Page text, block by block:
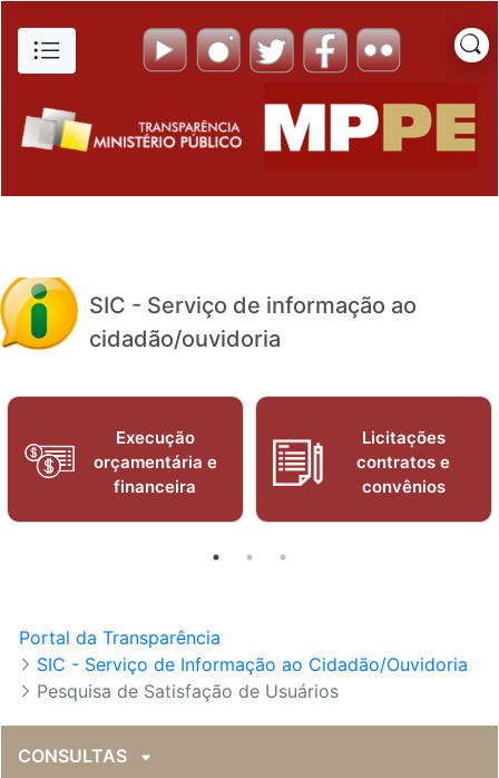
Pesquisa de Satisfação de
SIC - Serviço de informação ao
cidadão/ouvidoria
Execução
orçamentária e
financeira
Licitações
contratos e
convênios
Portal da Transparência
SIC - Serviço de Informação ao Cidadão/Ouvidoria
Pesquisa de Satisfação de Usuários
CONSULTAS